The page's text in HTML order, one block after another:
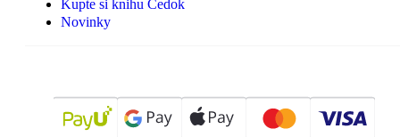
Kupte si knihu Čedok
Novinky